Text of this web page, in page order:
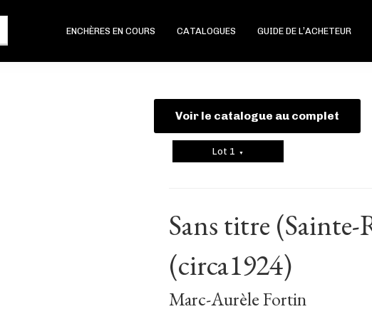
ENCHÈRES EN COURS CATALOGUES GUIDE DE L’ACHETEUR
Voir le catalogue au complet
Lot 1 ▼
Sans titre (Sainte-
(circa1924)
Marc-Aurèle Fortin